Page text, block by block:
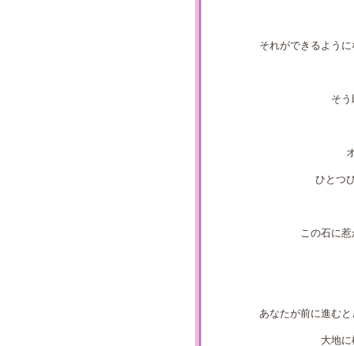
それができるよう
そ
ひとつ
この石に
あなたが前に進む
大地